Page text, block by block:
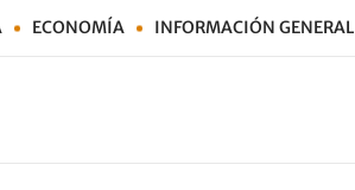
ECONOMÍA INFORMACIÓN GENERAL